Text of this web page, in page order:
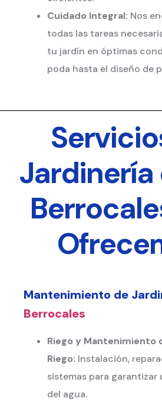
Cuidado Integral: Nos
todas las tareas
tu jardín en óptimas
poda hasta el diseño de
Jardinería
Mantenimiento de
Berrocales
Riego y Mantenimiento
Riego: Instalación,
sistemas para
del agua.